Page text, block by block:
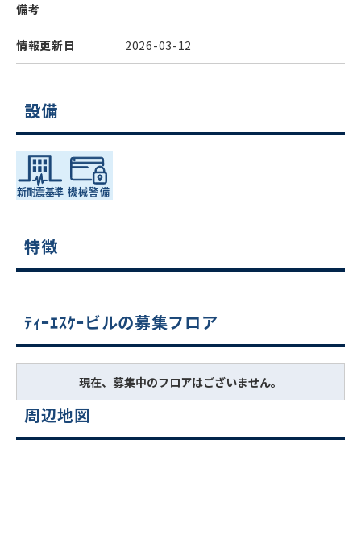
備考
情報更新日 2026-03-12
設備
特徴
ﾃｨｰｴｽｹｰビルの募集フロア
現在、募集中のフロアはございません。
周辺地図